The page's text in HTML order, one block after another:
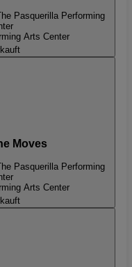
Pasquerilla Performing
Arts Center
Moves
Pasquerilla Performing
Arts Center